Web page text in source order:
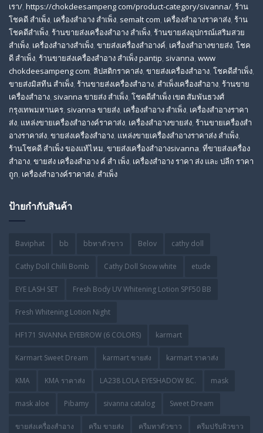
เรา/, https://chokdeesampeng com/product-category/sivanna/, ร้าน
โชคดี สําเพ็ง, เครื่องสำอาง สำเพ็ง, semalt com, เครื่องสำอางราคาส่ง, ร้าน
โชคดีสำเพ็ง, ร้านขายส่งเครื่องสําอาง สําเพ็ง, ร้านขายส่งอุปกรณ์เสริมสวย
สําเพ็ง, เครื่องสำอางสำเพ็ง, ขายส่งเครื่องสำอางค์, เครื่องสำอางขายส่ง, โชค
ดี สําเพ็ง, ร้านขายส่งเครื่องสําอาง สําเพ็ง pantip, sivanna, www
chokdeesampeng com, ลิปสติกราคาส่ง, ขายส่งเครื่องสำอาง, โชคดีสำเพ็ง,
ขายส่งมิสทีน สําเพ็ง, ร้านขายส่งเครื่องสำอาง, สําเพ็งเครื่องสําอาง, ร้านขาย
เครื่องสำอาง, sivanna ขายส่ง สําเพ็ง, โชคดีสำเพ็ง เขต สัมพันธวงศ์
กรุงเทพมหานคร, sivanna ขายส่ง, เครื่องสําอาง สําเพ็ง, เครื่องสําอางราคา
ส่ง, แหล่งขายเครื่องสําอางค์ราคาส่ง, เครื่องสําอางขายส่ง, ร้านขายเครื่องสํา
อางราคาส่ง, ขายส่งเครื่องสําอาง, แหล่งขายเครื่องสําอางราคาส่ง สําเพ็ง,
ร้านโชคดี สําเพ็ง ของแท้ไหม, ขายส่งเครื่องสําอางsivanna, ที่ขายส่งเครื่อง
สําอาง, ขายส่ง เครื่องสำอาง ค์ สำ เพ็ง, เครื่องสำอาง ราคา ส่ง และ ปลีก ราคา
ถูก, เครื่องสำอางค์ราคาส่ง, สำเพ็ง
ป้ายกำกับสินค้า
Baviphat bb bbทาตัวขาว Belov cathy doll
Cathy Doll Chilli Bomb Cathy Doll Snow white etude
EYE LASH SET Fresh Body UV Whitening Lotion SPF50 BB
Fresh Whitening Lotion Night
HF171 SIVANNA EYEBROW (6 COLORS) karmart
Karmart Sweet Dream karmart ขายส่ง karmart ราคาส่ง
KMA KMA ราคาส่ง LA238 LOLA EYESHADOW 8C. mask
mask aloe Pibamy sivanna catalog Sweet Dream
ขายส่งเครื่องสำอาง ครีม ขายส่ง ครีมทาตัวขาว ครีมปรับผิวขาว